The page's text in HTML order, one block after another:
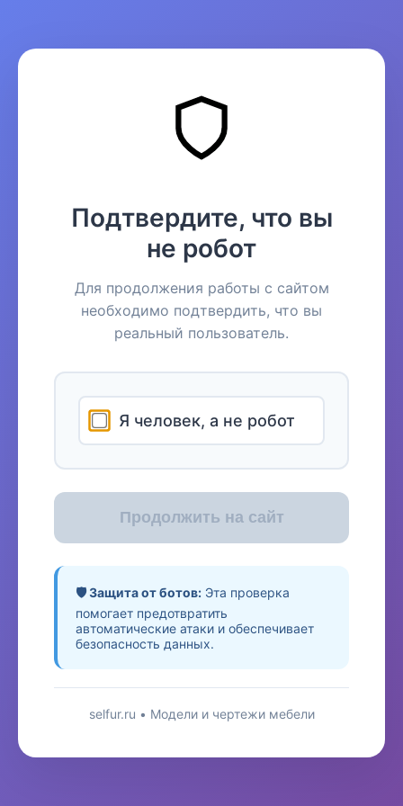
Подтвердите, что вы
не робот
Для продолжения работы с сайтом
необходимо подтвердить, что вы
реальный пользователь.
Я человек, а не робот
Продолжить на сайт
🛡️ Защита от ботов: Эта проверка
помогает предотвратить
автоматические атаки и обеспечивает
безопасность данных.
selfur.ru • Модели и чертежи мебели